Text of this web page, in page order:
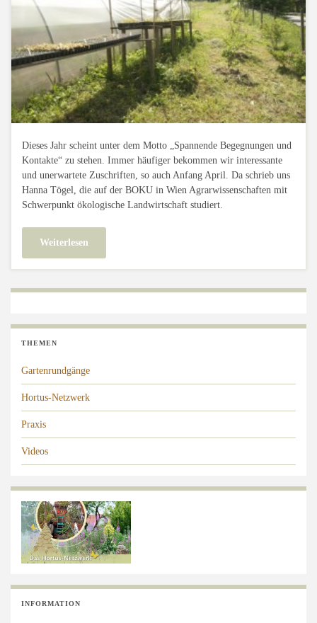
Dieses Jahr scheint unter dem Motto „Spannende Begegnungen und
Kontakte“ zu stehen. Immer häufiger bekommen wir interessante
und unerwartete Zuschriften, so auch Anfang April. Da schrieb uns
Hanna Tögel, die auf der BOKU in Wien Agrarwissenschaften mit
Schwerpunkt ökologische Landwirtschaft studiert.
Weiterlesen
THEMEN
Gartenrundgänge
Hortus-Netzwerk
Praxis
Videos
INFORMATION